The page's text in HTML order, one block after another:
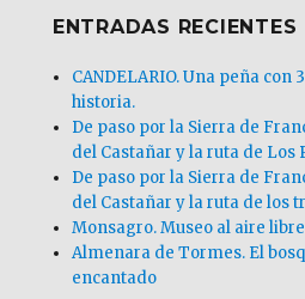
ENTRADAS RECIENTES
CANDELARIO. Una peña con
historia.
De paso por la Sierra de
del Castañar y la ruta de Los
De paso por la Sierra de
del Castañar y la ruta de los
Monsagro. Museo al aire libre
Almenara de Tormes. El
encantado